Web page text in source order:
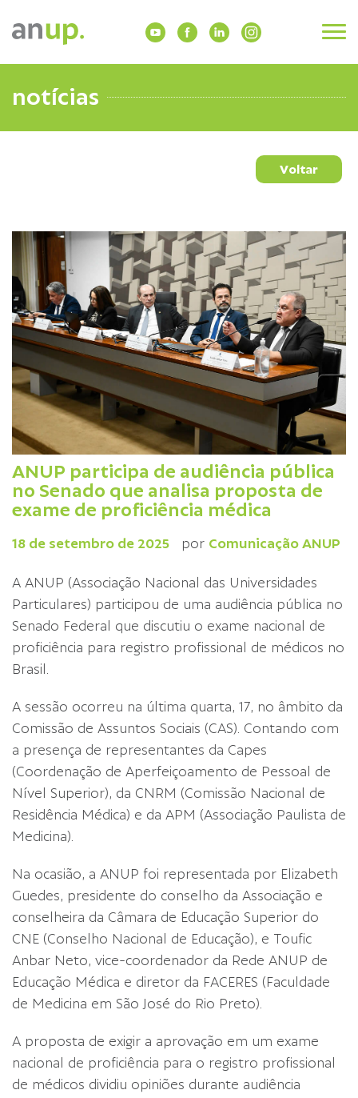
notícias
Voltar
ANUP participa de audiência pública
no Senado que analisa proposta de
exame de proficiência médica
18 de setembro de 2025 por Comunicação ANUP
A ANUP (Associação Nacional das Universidades
Particulares) participou de uma audiência pública no
Senado Federal que discutiu o exame nacional de
proficiência para registro profissional de médicos no
Brasil.
A sessão ocorreu na última quarta, 17, no âmbito da
Comissão de Assuntos Sociais (CAS). Contando com
a presença de representantes da Capes
(Coordenação de Aperfeiçoamento de Pessoal de
Nível Superior), da CNRM (Comissão Nacional de
Residência Médica) e da APM (Associação Paulista de
Medicina).
Na ocasião, a ANUP foi representada por Elizabeth
Guedes, presidente do conselho da Associação e
conselheira da Câmara de Educação Superior do
CNE (Conselho Nacional de Educação), e Toufic
Anbar Neto, vice-coordenador da Rede ANUP de
Educação Médica e diretor da FACERES (Faculdade
de Medicina em São José do Rio Preto).
A proposta de exigir a aprovação em um exame
nacional de proficiência para o registro profissional
de médicos dividiu opiniões durante audiência